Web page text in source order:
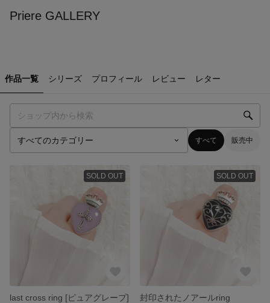
Priere GALLERY
作品一覧 シリーズ プロフィール レビュー レター
すべて 販売中
SOLD OUT
last cross ring [ピュアグレープ]
SOLD OUT
封印されたノアールring